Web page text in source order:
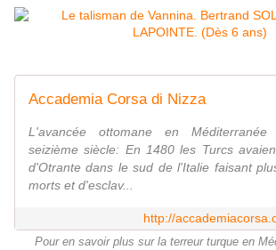
Accademia Corsa di Nizza
L'avancée ottomane en Méditerranée
seizième siècle: En 1480 les Turcs
d'Otrante dans le sud de l'Italie faisant
morts et d'esclav...
http://
Pour en savoir plus sur la terreur turque en